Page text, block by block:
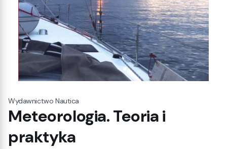
Wydawnictwo Nautica
Meteorologia. Teoria i
praktyka